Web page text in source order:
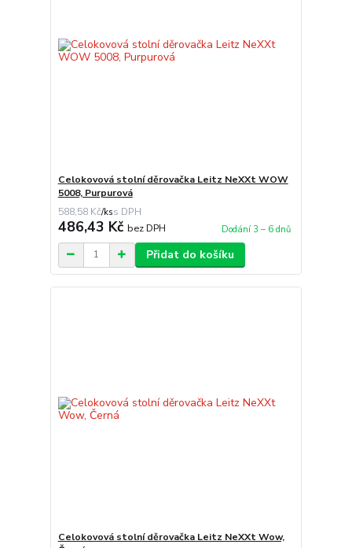
Celokovová stolní děrovačka Leitz NeXXt WOW
5008, Purpurová
588,58 Kč/ks
486,43 Kč bez DPH Dodání 3 – 6 dnů
Přidat do košíku
Celokovová stolní děrovačka Leitz NeXXt Wow,